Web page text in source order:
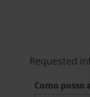
Requested
Como posso